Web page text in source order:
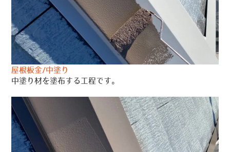
屋根板金/中塗り
中塗り材を塗布する工程です。